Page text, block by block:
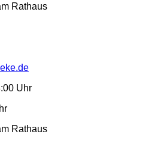
Rathaus
Uhr
Rathaus